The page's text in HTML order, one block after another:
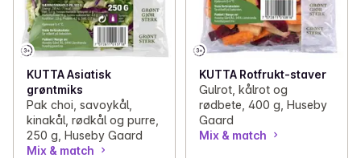
KUTTA Asiatisk
grøntmiks
Pak choi, savoykål,
kinakål, rødkål og purre,
250 g, Huseby Gaard
Mix & match
KUTTA Rotfrukt-staver
Gulrot, kålrot og
rødbete, 400 g, Huseby
Gaard
Mix & match